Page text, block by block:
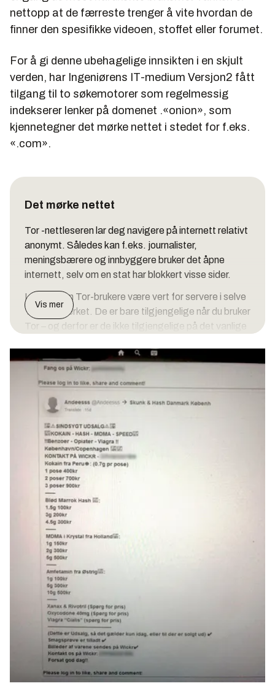
nettopp at de færreste trenger å vite hvordan de
finner den spesifikke videoen, stoffet eller forumet.
For å gi denne ubehagelige innsikten i en skjult
verden, har Ingeniørens IT-medium Versjon2 fått
tilgang til to søkemotorer som regelmessig
indekserer lenker på domenet .«onion», som
kjennetegner det mørke nettet i stedet for f.eks.
«.com».
Det mørke nettet
Tor -nettleseren lar deg navigere på internett relativt
anonymt. Således kan f.eks. journalister,
meningsbærere og innbyggere bruker det åpne
internett, selv om en stat har blokkert visse sider.
I tillegg kan Tor-brukere være vert for servere i selve
Tor -nettverket. De er bare tilgjengelige når du bruker
Tor – og derfor er de ikke tilgjengelige på det vanlige
skriver inn en lang adresse, kan du få tilgang til en slik
server. Disse serverne og nettstedene danner det
mørke nettet.
Vis mer